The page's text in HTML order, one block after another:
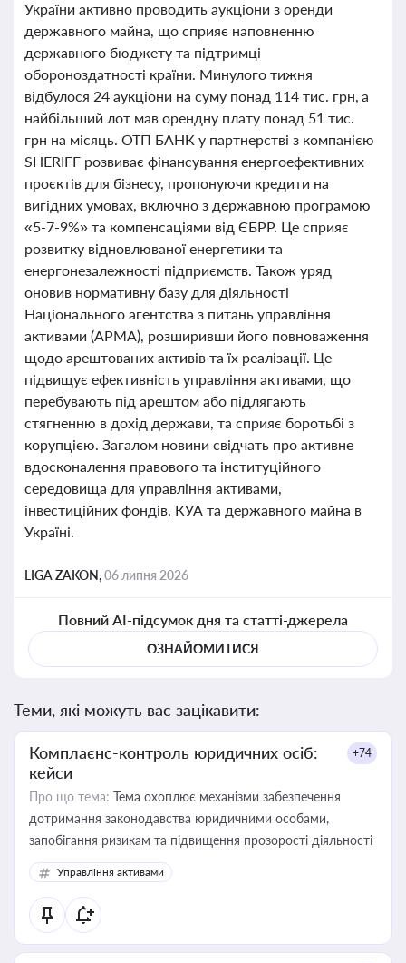
України активно проводить аукціони з оренди
державного майна, що сприяє наповненню
державного бюджету та підтримці
обороноздатності країни. Минулого тижня
відбулося 24 аукціони на суму понад 114 тис. грн, а
найбільший лот мав орендну плату понад 51 тис.
грн на місяць. ОТП БАНК у партнерстві з компанією
SHERIFF розвиває фінансування енергоефективних
проєктів для бізнесу, пропонуючи кредити на
вигідних умовах, включно з державною програмою
«5-7-9%» та компенсаціями від ЄБРР. Це сприяє
розвитку відновлюваної енергетики та
енергонезалежності підприємств. Також уряд
оновив нормативну базу для діяльності
Національного агентства з питань управління
активами (АРМА), розширивши його повноваження
щодо арештованих активів та їх реалізації. Це
підвищує ефективність управління активами, що
перебувають під арештом або підлягають
стягненню в дохід держави, та сприяє боротьбі з
корупцією. Загалом новини свідчать про активне
вдосконалення правового та інституційного
середовища для управління активами,
інвестиційних фондів, КУА та державного майна в
Україні.
LIGA ZAKON,06 липня 2026
Повний AI-підсумок дня та статті-джерела
ОЗНАЙОМИТИСЯ
Теми, які можуть вас зацікавити:
Комплаєнс-контроль юридичних осіб:
кейси
+74
Про що тема: Тема охоплює механізми забезпечення
дотримання законодавства юридичними особами,
запобігання ризикам та підвищення прозорості діяльності
Управління активами